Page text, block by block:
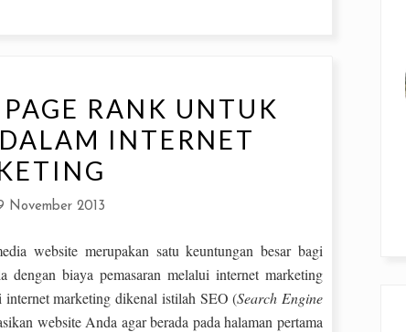
RANK UNTUK
INTERNET
November 2013
website merupakan satu keuntungan besar bagi
dengan biaya pemasaran melalui internet marketing
marketing dikenal istilah SEO (Search Engine
website Anda agar berada pada halaman pertama